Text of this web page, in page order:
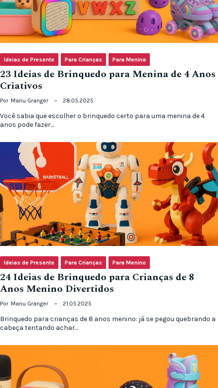
Ideias de Presente Para Crianças Para Menina
23 Ideias de Brinquedo para Menina de 4 Anos
Criativos
Por Manu Granger 28.05.2025
Você sabia que escolher o brinquedo certo para uma menina de 4
anos pode fazer…
Ideias de Presente Para Crianças Para Menino
24 Ideias de Brinquedo para Crianças de 8
Anos Menino Divertidos
Por Manu Granger 21.05.2025
Brinquedo para crianças de 8 anos menino: já se pegou quebrando a
cabeça tentando achar…